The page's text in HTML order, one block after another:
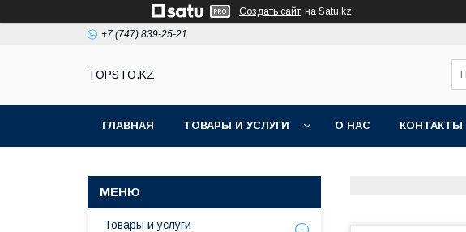
Создать сайт на Satu.kz
+7 (747) 839-25-21
TOPSTO.KZ
ГЛАВНАЯ ТОВАРЫ И УСЛУГИ О НАС КОНТАКТЫ
Товары и услуги